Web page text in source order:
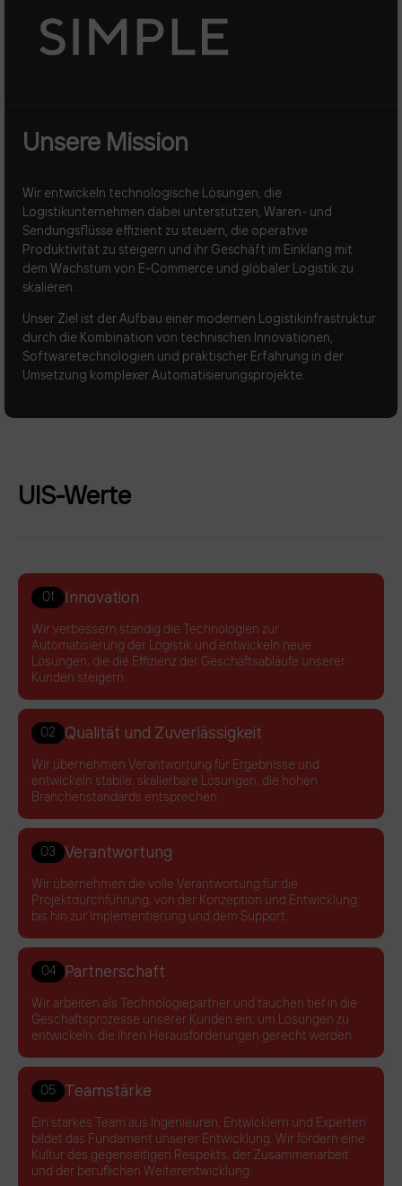
Unsere Mission
Wir entwickeln technologische Lösungen, die
Logistikunternehmen dabei unterstützen, Waren- und
Sendungsflüsse effizient zu steuern, die operative
Produktivität zu steigern und ihr Geschäft im Einklang mit
dem Wachstum von E-Commerce und globaler Logistik zu
skalieren.
Unser Ziel ist der Aufbau einer modernen Logistikinfrastruktur
durch die Kombination von technischen Innovationen,
Softwaretechnologien und praktischer Erfahrung in der
Umsetzung komplexer Automatisierungsprojekte.
UIS-Werte
01 Innovation
Wir verbessern ständig die Technologien zur
Automatisierung der Logistik und entwickeln neue
Lösungen, die die Effizienz der Geschäftsabläufe unserer
Kunden steigern.
02 Qualität und Zuverlässigkeit
Wir übernehmen Verantwortung für Ergebnisse und
entwickeln stabile, skalierbare Lösungen, die hohen
Branchenstandards entsprechen.
03 Verantwortung
Wir übernehmen die volle Verantwortung für die
Projektdurchführung, von der Konzeption und Entwicklung
bis hin zur Implementierung und dem Support.
04 Partnerschaft
Wir arbeiten als Technologiepartner und tauchen tief in die
Geschäftsprozesse unserer Kunden ein, um Lösungen zu
entwickeln, die ihren Herausforderungen gerecht werden.
05 Teamstärke
Ein starkes Team aus Ingenieuren, Entwicklern und Experten
bildet das Fundament unserer Entwicklung. Wir fördern eine
Kultur des gegenseitigen Respekts, der Zusammenarbeit
und der beruflichen Weiterentwicklung.